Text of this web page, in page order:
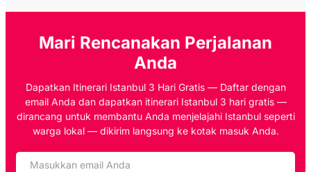
Mari Rencanakan Perjalanan
Anda
Dapatkan Itinerari Istanbul 3 Hari Gratis — Daftar dengan
email Anda dan dapatkan itinerari Istanbul 3 hari gratis —
dirancang untuk membantu Anda menjelajahi Istanbul seperti
warga lokal — dikirim langsung ke kotak masuk Anda.